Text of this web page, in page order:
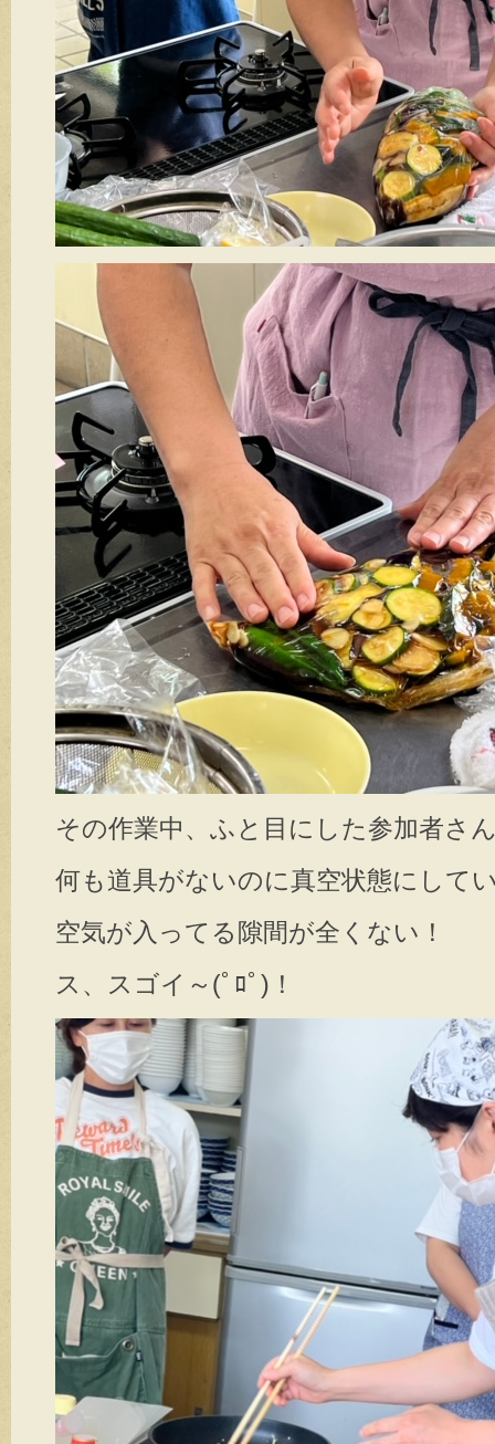
その作業中、ふと目にした参加者さ
何も道具がないのに真空状態にして
空気が入ってる隙間が全くない！
ス、スゴイ～(ﾟﾛﾟ)！